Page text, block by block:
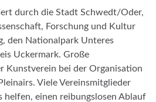
durch die Stadt Schwedt/Oder,
Forschung und Kultur
den Nationalpark Unteres
Uckermark. Große
Kunstverein bei der Organisation
Viele Vereinsmitglieder
helfen, einen reibungslosen Ablauf